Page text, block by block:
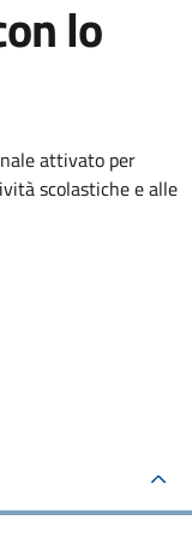
lo
attivato per
scolastiche e alle